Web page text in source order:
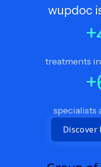
wupdoc
+
treatments
+
specialists
Discover